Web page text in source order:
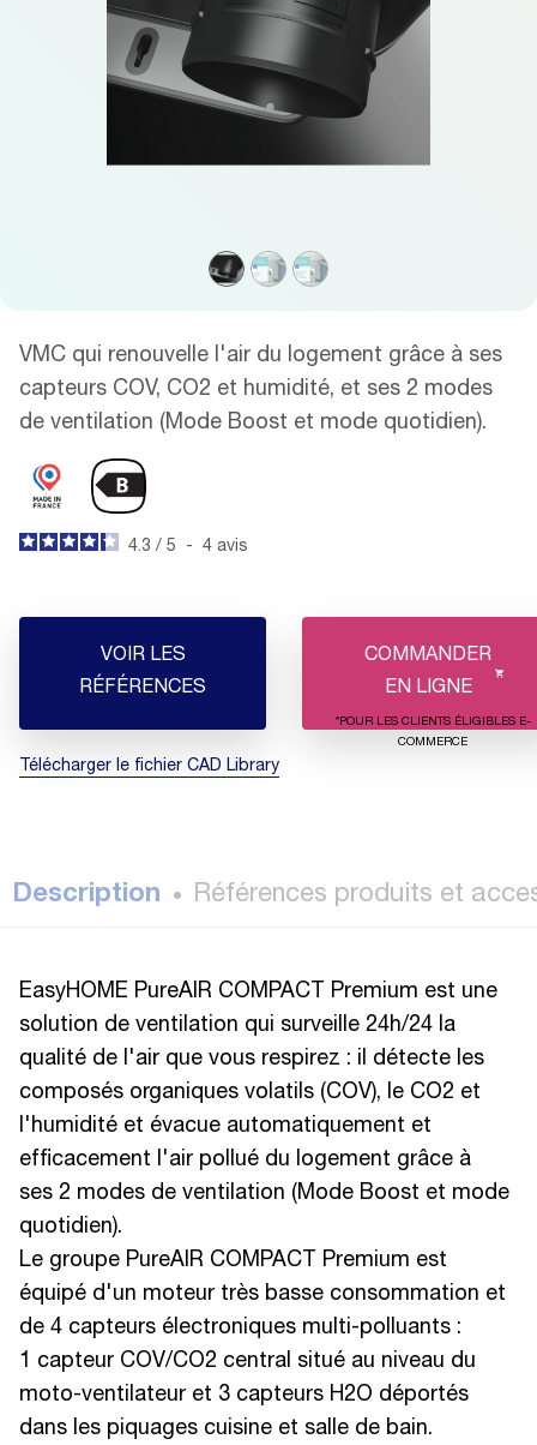
VMC qui renouvelle l'air du logement grâce à ses
capteurs COV, CO2 et humidité, et ses 2 modes
de ventilation (Mode Boost et mode quotidien).
4.3 / 5 - 4 avis
VOIR LES
RÉFÉRENCES
COMMANDER
EN LIGNE
*POUR LES CLIENTS ÉLIGIBLES E-
COMMERCE
Télécharger le fichier CAD Library
Description Références produits et
EasyHOME PureAIR COMPACT Premium est une
solution de ventilation qui surveille 24h/24 la
qualité de l'air que vous respirez : il détecte les
composés organiques volatils (COV), le CO2 et
l'humidité et évacue automatiquement et
efficacement l'air pollué du logement grâce à
ses 2 modes de ventilation (Mode Boost et mode
quotidien).
Le groupe PureAIR COMPACT Premium est
équipé d'un moteur très basse consommation et
de 4 capteurs électroniques multi-polluants :
1 capteur COV/CO2 central situé au niveau du
moto-ventilateur et 3 capteurs H2O déportés
dans les piquages cuisine et salle de bain.